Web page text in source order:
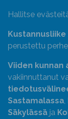
Hallitse
perustettu
Viiden
vakiinnuttanut
Sastamalassa,
Säkylässä ja